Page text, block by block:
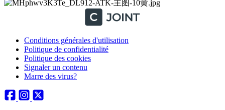
Conditions générales d'utilisation
Politique de confidentialité
Politique des cookies
Signaler un contenu
Marre des virus?